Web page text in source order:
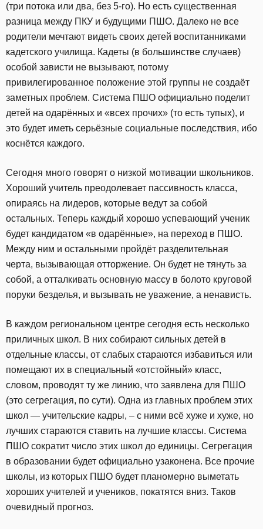
(три потока или два, без 5-го). Но есть существенная
разница между ПКУ и будущими ПШО. Далеко не все
родители мечтают видеть своих детей воспитанниками
кадетского училища. Кадеты (в большинстве случаев)
особой зависти не вызывают, потому
привилегированное положение этой группы не создаёт
заметных проблем. Система ПШО официально поделит
детей на одарённых и «всех прочих» (то есть тупых), и
это будет иметь серьёзные социальные последствия, ибо
коснётся каждого.
Сегодня много говорят о низкой мотивации школьников.
Хороший учитель преодолевает пассивность класса,
опираясь на лидеров, которые ведут за собой
остальных. Теперь каждый хорошо успевающий ученик
будет кандидатом «в одарённые», на переход в ПШО.
Между ним и остальными пройдёт разделительная
черта, вызывающая отторжение. Он будет не тянуть за
собой, а отталкивать основную массу в болото круговой
поруки безделья, и вызывать не уважение, а ненависть.
В каждом региональном центре сегодня есть несколько
приличных школ. В них собирают сильных детей в
отдельные классы, от слабых стараются избавиться или
помещают их в специальный «отстойный» класс,
словом, проводят ту же линию, что заявлена для ПШО
(это сегрегация, по сути). Одна из главных проблем этих
школ — учительские кадры, – с ними всё хуже и хуже, но
лучших стараются ставить на лучшие классы. Система
ПШО сократит число этих школ до единицы. Сегрегация
в образовании будет официально узаконена. Все прочие
школы, из которых ПШО будет планомерно выметать
хороших учителей и учеников, покатятся вниз. Таков
очевидный прогноз.